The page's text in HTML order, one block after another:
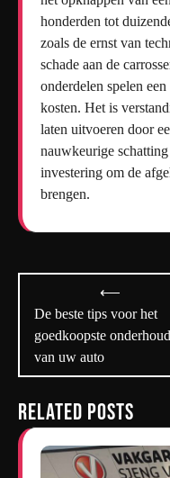
honderden tot
zoals de ernst van
schade aan de
onderdelen spelen
kosten. Het is
laten uitvoeren door
nauwkeurige
investering om de
brengen.
navigatie
⟵
De beste tips voor het
goedkoopste onderhoud
van uw auto
Related Posts